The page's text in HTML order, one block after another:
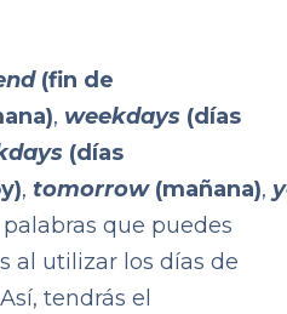
(fin de
, weekdays (días
(días
,tomorrow(mañana),
que puedes
al utilizar los días de
tendrás el